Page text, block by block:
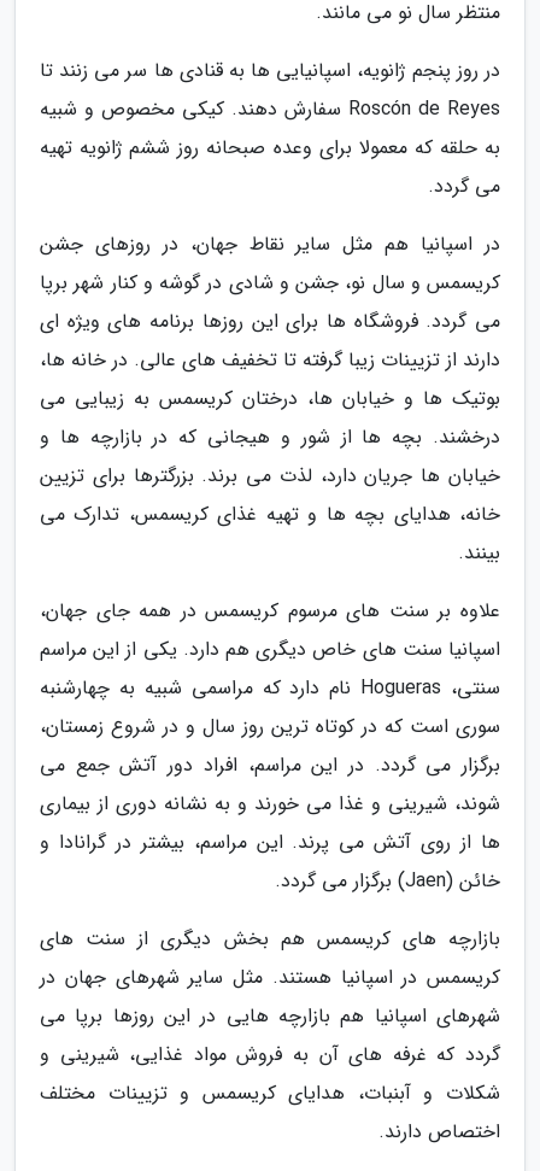
منتظر سال نو می مانند.
در روز پنجم ژانویه، اسپانیایی ها به قنادی ها سر می زنند تا
Roscón de Reyes سفارش دهند. کیکی مخصوص و شبیه
به حلقه که معمولا برای وعده صبحانه روز ششم ژانویه تهیه
می گردد.
در اسپانیا هم مثل سایر نقاط جهان، در روزهای جشن
کریسمس و سال نو، جشن و شادی در گوشه و کنار شهر برپا
می گردد. فروشگاه ها برای این روزها برنامه های ویژه ای
دارند از تزیینات زیبا گرفته تا تخفیف های عالی. در خانه ها،
بوتیک ها و خیابان ها، درختان کریسمس به زیبایی می
درخشند. بچه ها از شور و هیجانی که در بازارچه ها و
خیابان ها جریان دارد، لذت می برند. بزرگترها برای تزیین
خانه، هدایای بچه ها و تهیه غذای کریسمس، تدارک می
بینند.
علاوه بر سنت های مرسوم کریسمس در همه جای جهان،
اسپانیا سنت های خاص دیگری هم دارد. یکی از این مراسم
سنتی، Hogueras نام دارد که مراسمی شبیه به چهارشنبه
سوری است که در کوتاه ترین روز سال و در شروع زمستان،
برگزار می گردد. در این مراسم، افراد دور آتش جمع می
شوند، شیرینی و غذا می خورند و به نشانه دوری از بیماری
ها از روی آتش می پرند. این مراسم، بیشتر در گرانادا و
خائن (Jaen) برگزار می گردد.
بازارچه های کریسمس هم بخش دیگری از سنت های
کریسمس در اسپانیا هستند. مثل سایر شهرهای جهان در
شهرهای اسپانیا هم بازارچه هایی در این روزها برپا می
گردد که غرفه های آن به فروش مواد غذایی، شیرینی و
شکلات و آبنبات، هدایای کریسمس و تزیینات مختلف
اختصاص دارند.